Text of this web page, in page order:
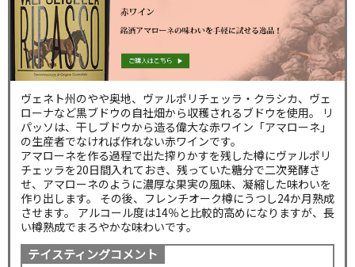
ヴェネト州のやや奥地、ヴァルポリチェッラ・クラシカ、ヴェ
ローナなど黒ブドウの自社畑から収穫されるブドウを使用。 リ
パッソは、干しブドウから造る偉大な赤ワイン「アマローネ」
の生産者でなければ作れない赤ワインです。
アマローネを作る過程で出た搾りかすを残した樽にヴァルポリ
チェッラを20日間入れておき、残っていた糖分で二次発酵さ
せ、アマローネのように濃厚な果実の風味、凝縮した味わいを
作り出します。 その後、フレンチオーク樽にうつし24か月熟成
させます。 アルコール度は14％と比較的高めになりますが、長
い樽熟成でまろやかな味わいです。
テイスティングコメント